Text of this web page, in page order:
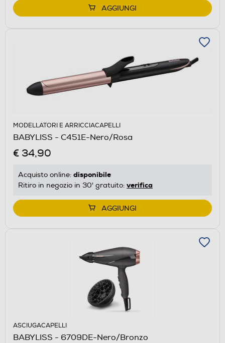
AGGIUNGI
MODELLATORI E ARRICCIACAPELLI
BABYLISS - C451E-Nero/Rosa
€ 34,90
Acquisto online: disponibile
Ritiro in negozio in 30' gratuito: verifica
AGGIUNGI
ASCIUGACAPELLI
BABYLISS - 6709DE-Nero/Bronzo